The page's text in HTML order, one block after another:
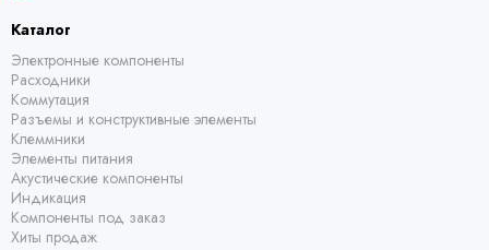
Каталог
Электронные компоненты
Расходники
Коммутация
Разъемы и конструктивные элементы
Клеммники
Элементы питания
Акустические компоненты
Индикация
Компоненты под заказ
Хиты продаж